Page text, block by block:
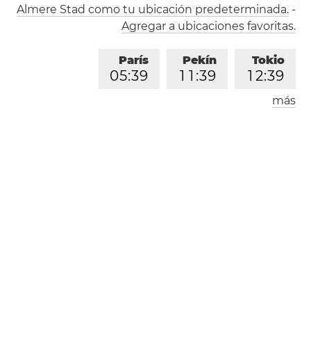
Almere Stad como tu ubicación predeterminada.-
Agregar a ubicaciones favoritas.
Tokio
1 2:39
Pekín
1 1 :39
París
05:39
Londres
más